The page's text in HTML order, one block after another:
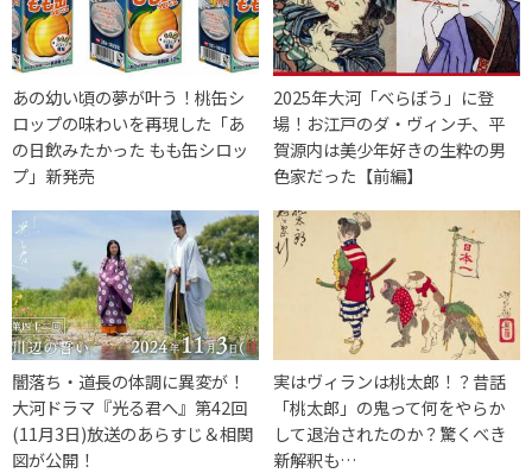
あの幼い頃の夢が叶う！桃缶シ
ロップの味わいを再現した「あ
の日飲みたかった もも缶シロッ
プ」新発売
2025年大河「べらぼう」に登
場！お江戸のダ・ヴィンチ、平
賀源内は美少年好きの生粋の男
色家だった【前編】
闇落ち・道長の体調に異変が！
大河ドラマ『光る君へ』第42回
(11月3日)放送のあらすじ＆相関
図が公開！
実はヴィランは桃太郎！？昔話
「桃太郎」の鬼って何をやらか
して退治されたのか？驚くべき
新解釈も…